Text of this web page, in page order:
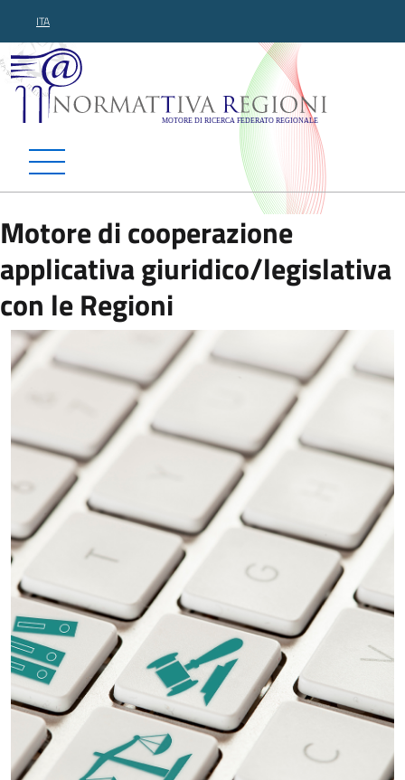
ITA
Normattiva Regioni -
Motore di cooperazione
applicativa giuridico/legislativa
con le Regioni